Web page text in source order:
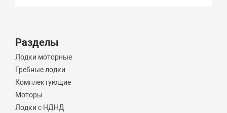
Разделы
Лодки моторные
Гребные лодки
Комплектующие
Моторы
Лодки с НДНД